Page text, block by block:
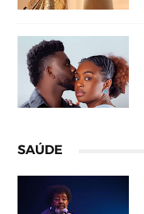
SAÚDE